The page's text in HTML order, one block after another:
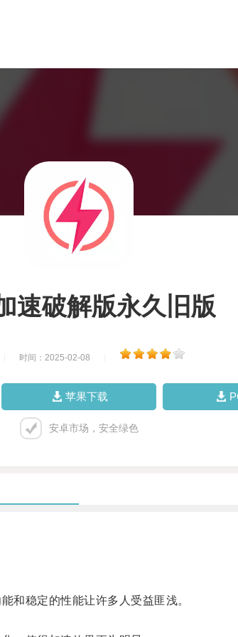
速破解版永久旧版
时间：2025-02-08
苹果下载
安卓市场，安全绿色
稳定的性能让许多人受益匪浅。